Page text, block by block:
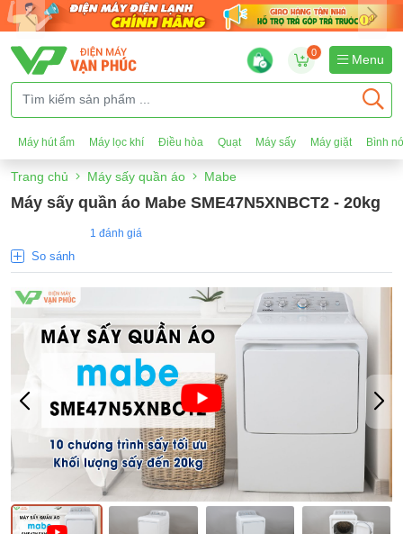
0
Menu
Máy hút ẩm Máy lọc khí Điều hòa Quạt Máy sấy Máy giặt Bình
Trang chủ Máy sấy quần áo Mabe
Máy sấy quần áo Mabe SME47N5XNBCT2 - 20kg
1 đánh giá
So sánh